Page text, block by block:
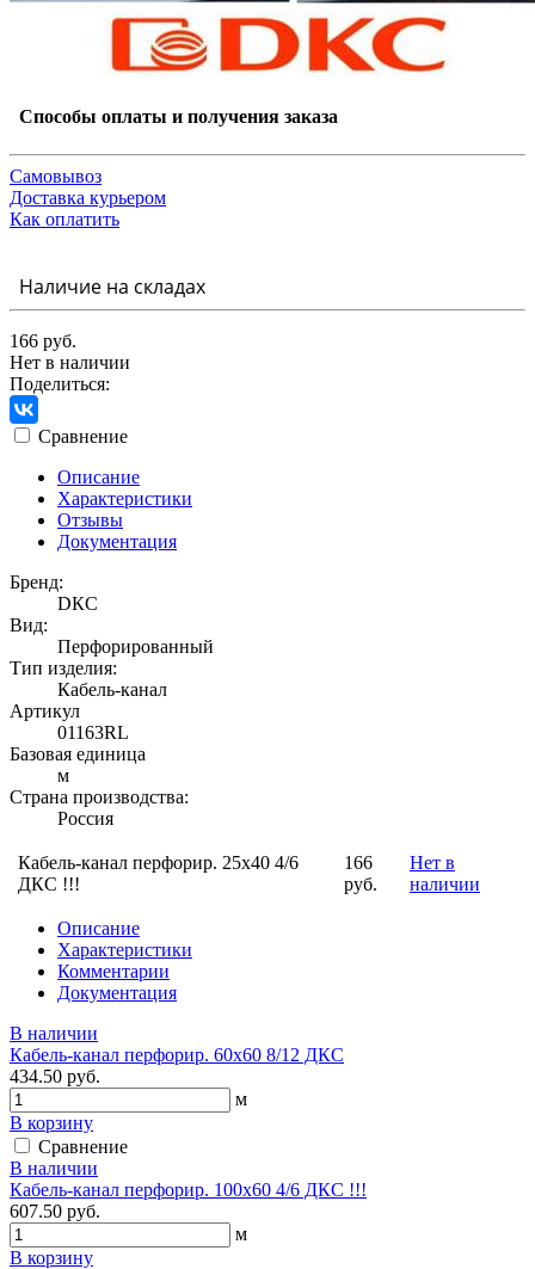
Способы оплаты и получения заказа
Самовывоз
Доставка курьером
Как оплатить
Наличие на складах
166 руб.
Нет в наличии
Поделиться:
Сравнение
Описание
Характеристики
Отзывы
Документация
Бренд:
DКС
Вид:
Перфорированный
Тип изделия:
Кабель-канал
Артикул
01163RL
Базовая единица
м
Страна производства:
Россия
Кабель-канал перфорир. 25х40 4/6
ДКС !!!
166
руб.
Нет в
наличии
Описание
Характеристики
Комментарии
Документация
В наличии
Кабель-канал перфорир. 60х60 8/12 ДКС
434.50 руб.
м
В корзину
Сравнение
В наличии
Кабель-канал перфорир. 100х60 4/6 ДКС !!!
607.50 руб.
м
В корзину